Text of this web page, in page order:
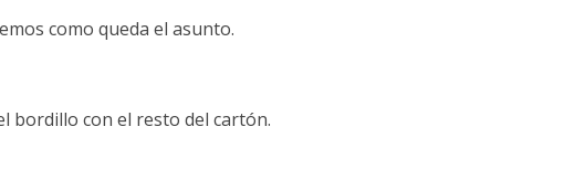
como queda el asunto.
bordillo con el resto del cartón.